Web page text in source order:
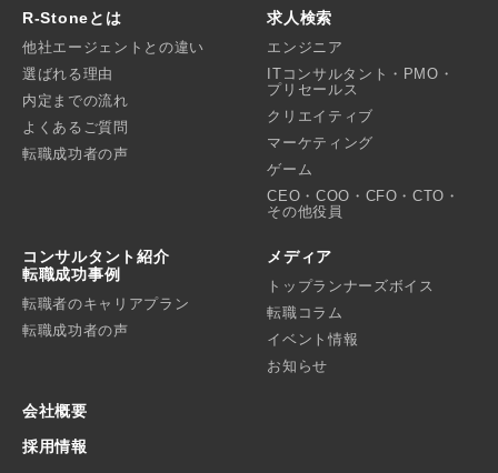
R-Stoneとは
他社エージェントとの違い
選ばれる理由
内定までの流れ
よくあるご質問
転職成功者の声
求人検索
エンジニア
ITコンサルタント・PMO・
プリセールス
クリエイティブ
マーケティング
ゲーム
CEO・COO・CFO・CTO・
その他役員
コンサルタント紹介
転職成功事例
転職者のキャリアプラン
転職成功者の声
メディア
トップランナーズボイス
転職コラム
イベント情報
お知らせ
会社概要
採用情報